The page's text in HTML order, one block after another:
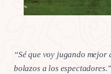
“Sé que voy jugando mejor
bolazos a los espectadores.”